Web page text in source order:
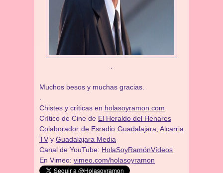
Muchos besos y muchas gracias.
Chistes y críticas en holasoyramon.com
Crítico de Cine de El Heraldo del Henares
​​Colaborador de Esradio Guadalajara Alcarria
TV y Guadalajara Media
Canal de YouTube: HolaSoyRamónVídeos
En Vimeo: vimeo.com/holasoyramon